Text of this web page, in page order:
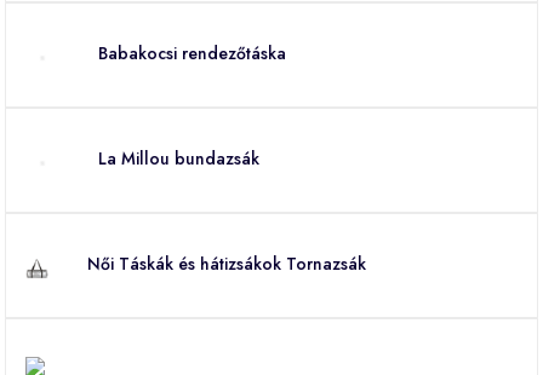
Babakocsi rendezőtáska
La Millou bundazsák
Női Táskák és hátizsákok Tornazsák